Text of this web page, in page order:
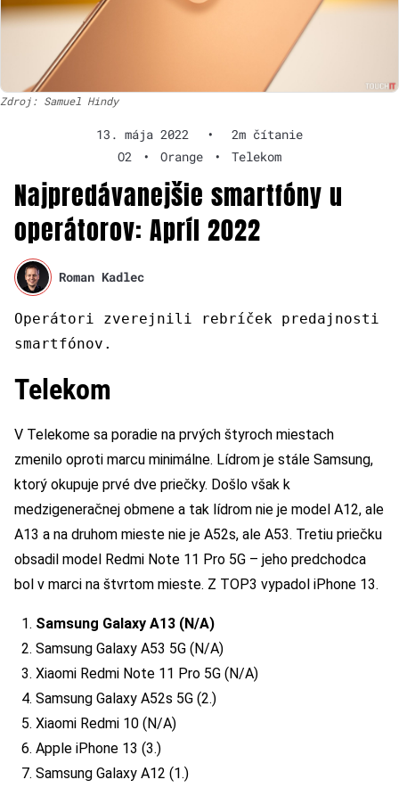
Zdroj: Samuel Hindy
13. mája 2022 •
2m čítanie
O2
• Orange • Telekom
Najpredávanejšie smartfóny u
operátorov: Apríl 2022
Roman Kadlec
Operátori zverejnili rebríček predajnosti
smartfónov.
Telekom
V Telekome sa poradie na prvých štyroch miestach
zmenilo oproti marcu minimálne. Lídrom je stále Samsung,
ktorý okupuje prvé dve priečky. Došlo však k
medzigeneračnej obmene a tak lídrom nie je model A12, ale
A13 a na druhom mieste nie je A52s, ale A53. Tretiu priečku
obsadil model Redmi Note 11 Pro 5G – jeho predchodca
bol v marci na štvrtom mieste. Z TOP3 vypadol iPhone 13.
Samsung Galaxy A13 (N/A)
Samsung Galaxy A53 5G (N/A)
Xiaomi Redmi Note 11 Pro 5G (N/A)
Samsung Galaxy A52s 5G (2.)
Xiaomi Redmi 10 (N/A)
Apple iPhone 13 (3.)
Samsung Galaxy A12 (1.)